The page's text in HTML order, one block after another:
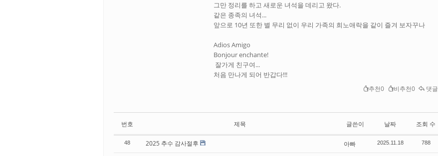
그만 정리를 하고 새로운 녀석을 데리고 왔다.
같은 종족의 녀석...
앞으로 10년 또한 별 무리 없이 우리 가족의 희노애락을 같이 즐겨 보자꾸나
Adios Amigo
Bonjour enchante!
잘가게 친구여...
처음 만나게 되어 반갑다!!!
추천0 비추천0 댓글
번호 제목 글쓴이 날짜 조회 수
48 2025 추수 감사절후 아빠 2025.11.18 788